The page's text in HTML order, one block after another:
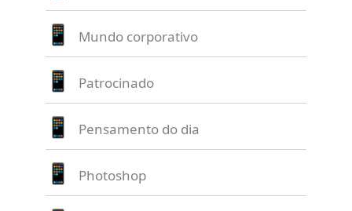
Mundo corporativo
Patrocinado
Pensamento do dia
Photoshop